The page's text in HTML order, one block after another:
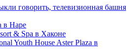
говорить, телевизионная башня
в Наре
& Spa в Хаконе
Youth House Aster Plaza в